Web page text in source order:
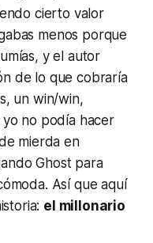
cierto valor
menos porque
y el autor
de lo que cobraría
un win/win,
no podía hacer
mierda en
Ghost para
Así que aquí
el millonario